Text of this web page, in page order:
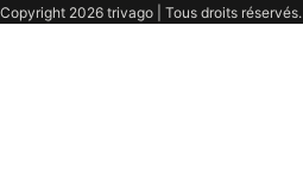
Copyright 2026 trivago | Tous droits réservés.